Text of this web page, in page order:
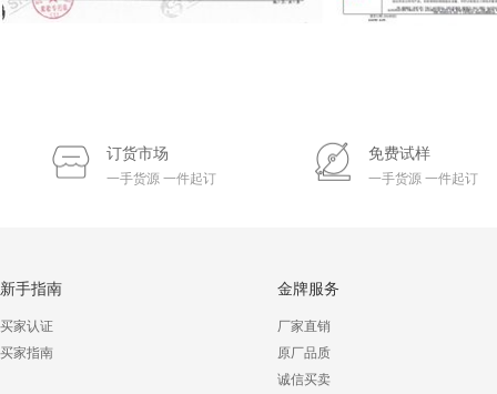
订货市场
一手货源 一件起订
免费试样
一手货源 一件起订
新手指南
买家认证
买家指南
金牌服务
厂家直销
原厂品质
诚信买卖